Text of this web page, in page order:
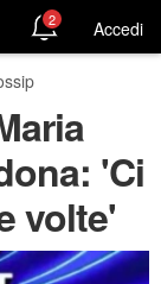
2 Accedi
'Ci
volte'